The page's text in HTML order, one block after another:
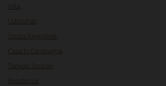
Villa
Üdüloház
Szoba Reggelivel
Casa In Campagna
Tanyasi Szobák
Residence